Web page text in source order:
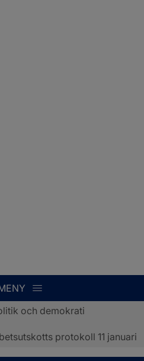
och demokrati
protokoll 11 januari